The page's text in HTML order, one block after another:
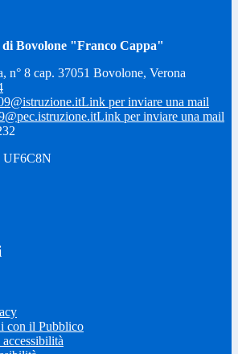
Bovolone "Franco Cappa"
n° 8 cap. 37051 Bovolone, Verona
Link per inviare una mail
Link per inviare una mail
UF6C8N
con il Pubblico